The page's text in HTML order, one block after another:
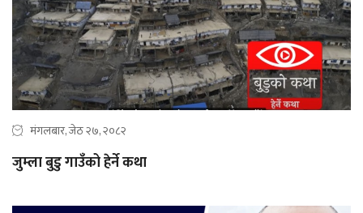
मंगलबार, जेठ २७, २०८२
जुम्ला बुडु गाउँको हेर्ने कथा